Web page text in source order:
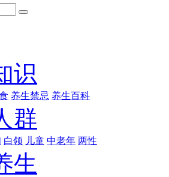
识
养生禁忌 养生百科
群
白领 儿童 中老年 两性
生